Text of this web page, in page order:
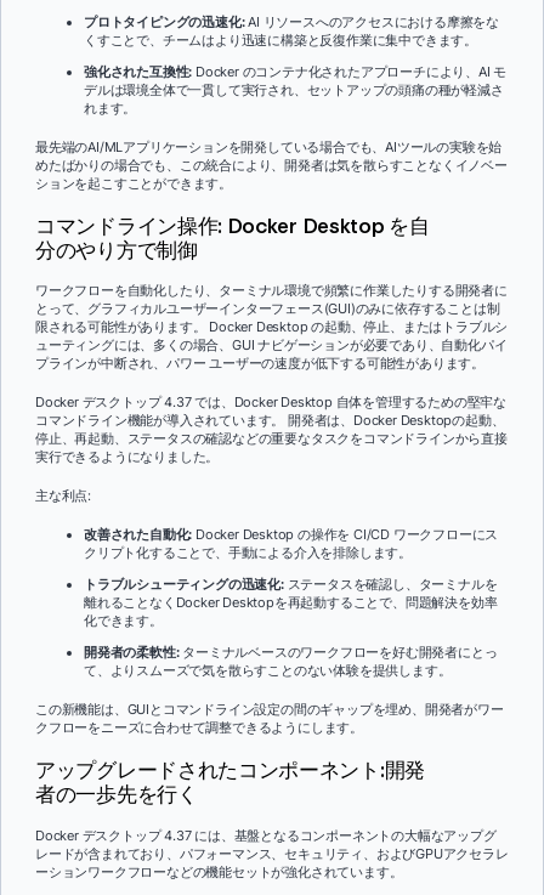
プロトタイピングの迅速化:AI リソースへのアクセスにおける摩擦をな
くすことで、チームはより迅速に構築と反復作業に集中できます。
強化された互換性: Docker のコンテナ化されたアプローチにより、AI モ
デルは環境全体で一貫して実行され、セットアップの頭痛の種が軽減さ
れます。
最先端のAI/MLアプリケーションを開発している場合でも、AIツールの実験を始
めたばかりの場合でも、この統合により、開発者は気を散らすことなくイノベー
ションを起こすことができます。
コマンドライン操作: Docker Desktop を自
分のやり方で制御
ワークフローを自動化したり、ターミナル環境で頻繁に作業したりする開発者に
とって、グラフィカルユーザーインターフェース(GUI)のみに依存することは制
限される可能性があります。 Docker Desktop の起動、停止、またはトラブルシ
ューティングには、多くの場合、GUI ナビゲーションが必要であり、自動化パイ
プラインが中断され、パワー ユーザーの速度が低下する可能性があります。
Docker デスクトップ 4.37 では、Docker Desktop 自体を管理するための堅牢な
コマンドライン機能が導入されています。 開発者は、Docker Desktopの起動、
停止、再起動、ステータスの確認などの重要なタスクをコマンドラインから直接
実行できるようになりました。
主な利点:
改善された自動化: Docker Desktop の操作を CI/CD ワークフローにス
クリプト化することで、手動による介入を排除します。
トラブルシューティングの迅速化: ステータスを確認し、ターミナルを
離れることなくDocker Desktopを再起動することで、問題解決を効率
化できます。
開発者の柔軟性: ターミナルベースのワークフローを好む開発者にとっ
て、よりスムーズで気を散らすことのない体験を提供します。
この新機能は、GUIとコマンドライン設定の間のギャップを埋め、開発者がワー
クフローをニーズに合わせて調整できるようにします。
アップグレードされたコンポーネント:開発
者の一歩先を行く
Docker デスクトップ 4.37 には、基盤となるコンポーネントの大幅なアップグ
レードが含まれており、パフォーマンス、セキュリティ、およびGPUアクセラレ
ーションワークフローなどの機能セットが強化されています。